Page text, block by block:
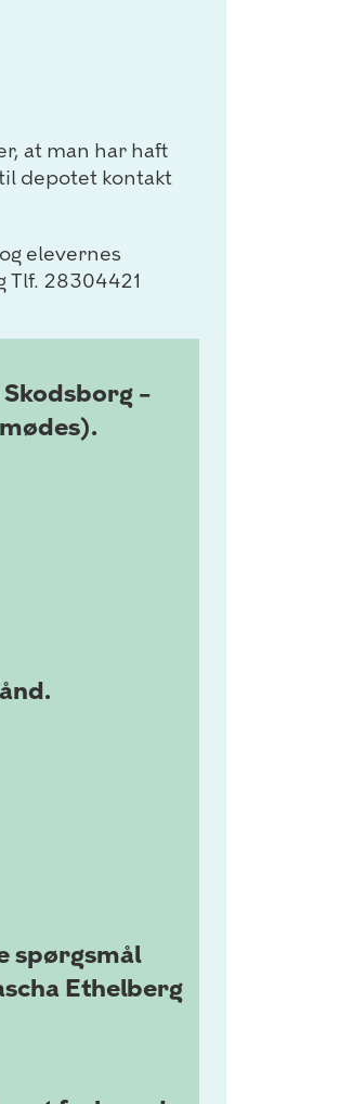
at man har haft
depotet kontakt
elevernes
Tlf. 28304421
–
spørgsmål
Ethelberg